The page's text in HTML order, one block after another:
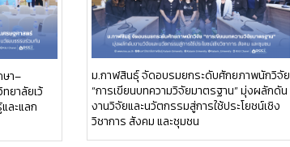
า–
ยาลัยเว้
ละแลก
ม.กาฬสินธุ์ จัดอบรมยกระดับศักยภาพนักวิจัย
“การเขียนบทความวิจัยมาตรฐาน” มุ่งผลักดัน
งานวิจัยและนวัตกรรมสู่การใช้ประโยชน์เชิง
วิชาการ สังคม และชุมชน